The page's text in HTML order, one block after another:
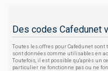
Des codes Cafedunet
Toutes les offres pour Cafedunet
sont données comme utilisables en
Toutefois, il est possible qu'après un
particulier ne fonctionne pas ou ne